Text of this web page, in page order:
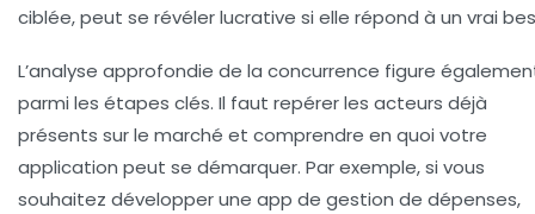
ciblée, peut se révéler lucrative si elle répond à un vrai
L’analyse approfondie de la concurrence figure
parmi les étapes clés. Il faut repérer les acteurs déjà
présents sur le marché et comprendre en quoi votre
application peut se démarquer. Par exemple, si vous
souhaitez développer une app de gestion de dépenses,